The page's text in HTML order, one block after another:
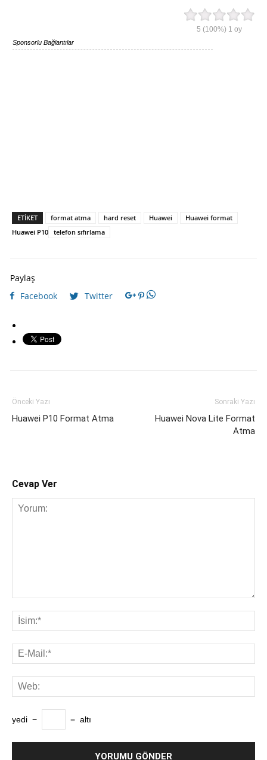
5 (100%) 1 oy
Sponsorlu Bağlantılar
ETIKET format atma hard reset Huawei
Huawei format
Huawei P10 telefon sıfırlama
Paylaş
Facebook
Twitter
Önceki Yazı
Huawei P10 Format Atma
Sonraki Yazı
Huawei Nova Lite Format
Atma
Cevap Ver
yedi − = altı